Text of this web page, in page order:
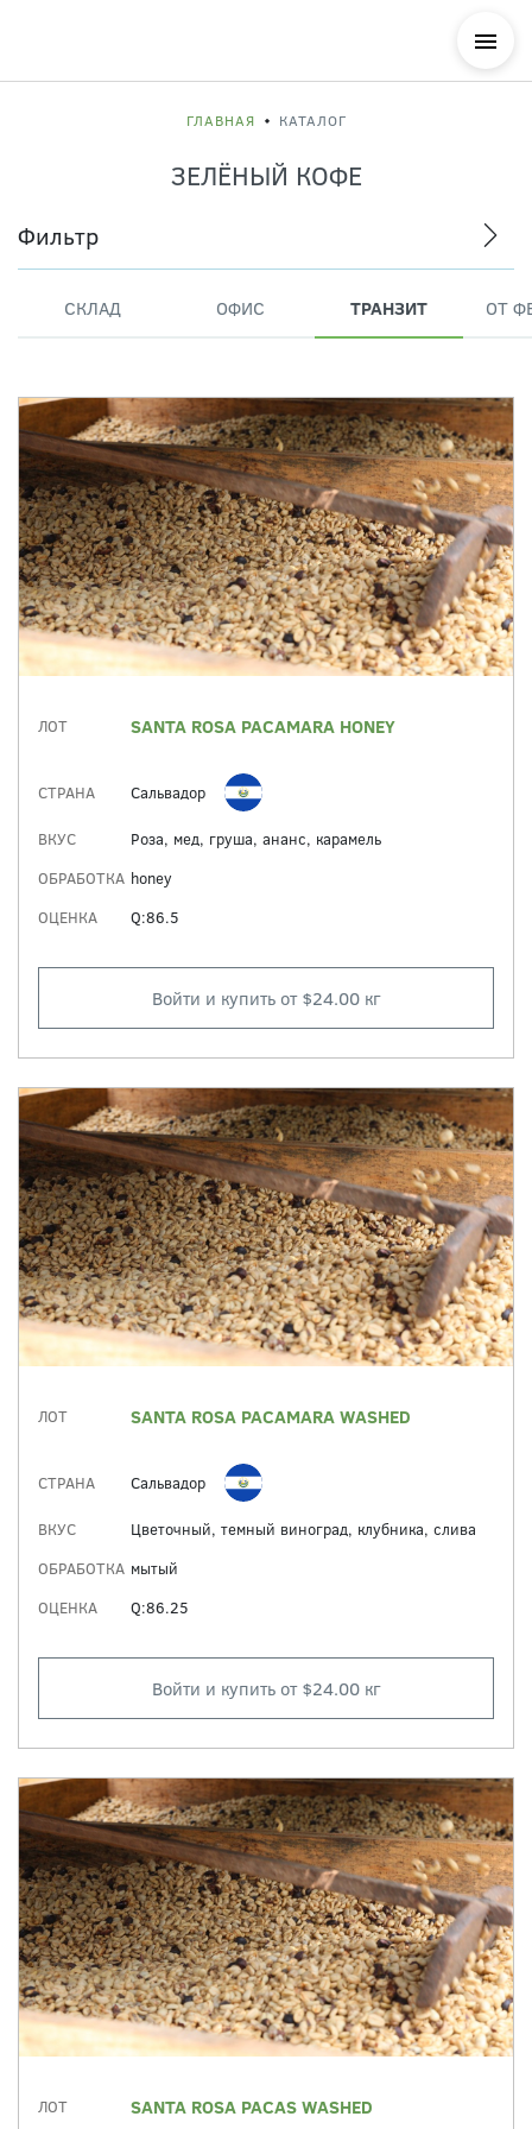
ГЛАВНАЯ КАТАЛОГ
ЗЕЛЁНЫЙ КОФЕ
Фильтр
СКЛАД ОФИС ТРАНЗИТ ОТ
ЛОТ SANTA ROSA PACAMARA HONEY
СТРАНА Сальвадор
ВКУС
Роза, мед, груша, ананс, карамель
ОБРАБОТКА honey
ОЦЕНКА
Q:86.5
Войти и купить от $24.00 кг
ЛОТ SANTA ROSA PACAMARA WASHED
СТРАНА Сальвадор
ВКУС
Цветочный, темный виноград, клубника, слива
ОБРАБОТКА мытый
ОЦЕНКА
Q:86.25
Войти и купить от $24.00 кг
ЛОТ SANTA ROSA PACAS WASHED